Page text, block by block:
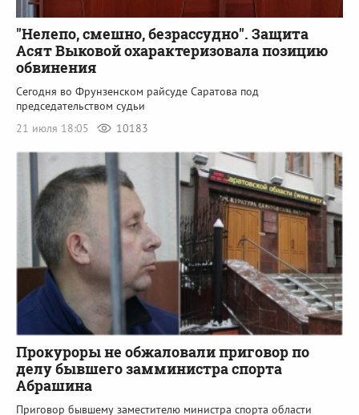
"Нелепо, смешно, безрассудно". Защита
Асят Выковой охарактеризовала позицию
обвинения
Сегодня во Фрунзенском райсуде Саратова под
председательством судьи
21 июля 18:05
10183
Прокуроры не обжаловали приговор по
делу бывшего замминистра спорта
Абрашина
Приговор бывшему заместителю министра спорта области